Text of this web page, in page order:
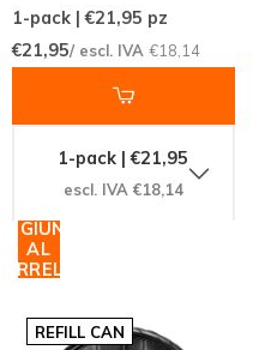
1-pack | €21,95 pz
€21,95/ escl. IVA €18,14
1-pack | €21,95
escl. IVA €18,14
AGGIUNGI
AL
CARRELLO
REFILL CAN